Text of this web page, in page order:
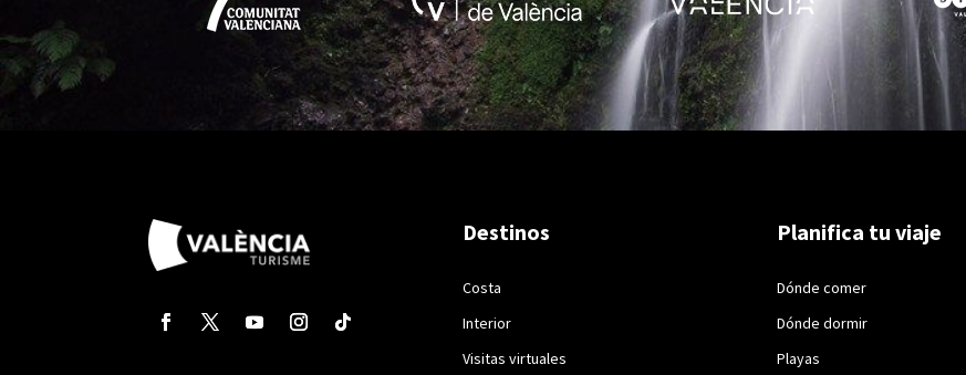
Destinos
Costa
Interior
Visitas virtuales
Planifica tu viaje
Dónde comer
Dónde dormir
Playas